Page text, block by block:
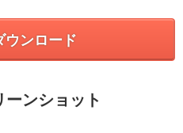
ウンロード
ンショット